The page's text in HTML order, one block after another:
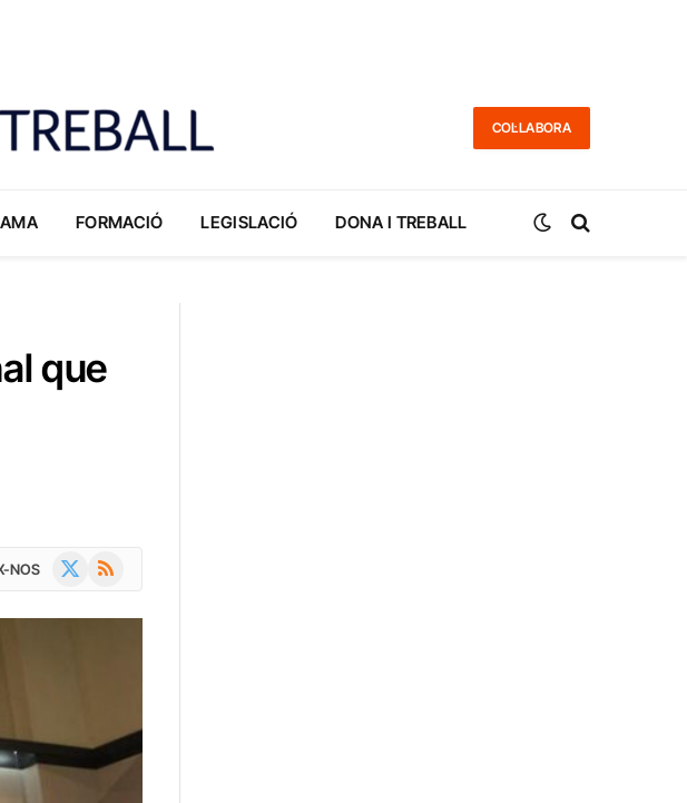
COL·LABORA
FORMACIÓ LEGISLACIÓ DONA I TREBALL
que
NOS RSS